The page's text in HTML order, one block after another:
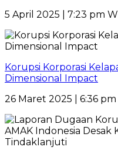
5 April 2025 | 7:23 pm
Korupsi Korporasi
Dimensional Impact
26 Maret 2025 | 6:36